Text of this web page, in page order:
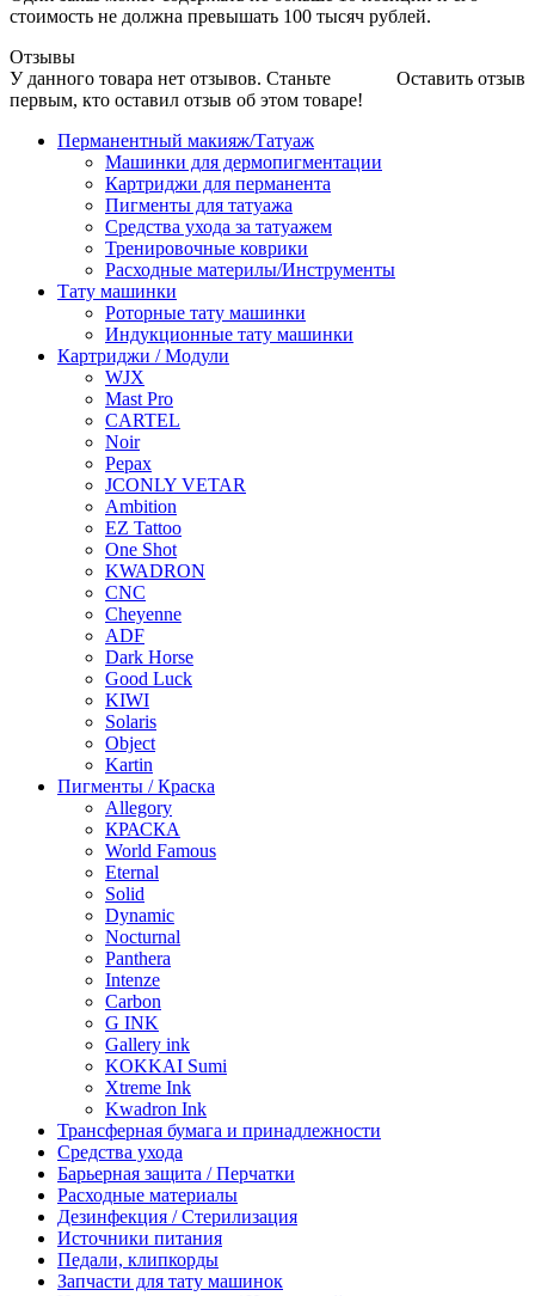
стоимость не должна превышать 100 тысяч рублей.
Отзывы
Оставить отзыв
У данного товара нет отзывов. Станьте
первым, кто оставил отзыв об этом товаре!
Перманентный макияж/Татуаж
Машинки для дермопигментации
Картриджи для перманента
Пигменты для татуажа
Средства ухода за татуажем
Тренировочные коврики
Расходные материлы/Инструменты
Тату машинки
Роторные тату машинки
Индукционные тату машинки
Картриджи / Модули
WJX
Mast Pro
CARTEL
Noir
Pepax
JCONLY VETAR
Ambition
EZ Tattoo
One Shot
KWADRON
CNC
Cheyenne
ADF
Dark Horse
Good Luck
KIWI
Solaris
Object
Kartin
Пигменты / Краска
Allegory
КРАСКА
World Famous
Eternal
Solid
Dynamic
Nocturnal
Panthera
Intenze
Carbon
G INK
Gallery ink
KOKKAI Sumi
Xtreme Ink
Kwadron Ink
Трансферная бумага и принадлежности
Средства ухода
Барьерная защита / Перчатки
Расходные материалы
Дезинфекция / Стерилизация
Источники питания
Педали, клипкорды
Запчасти для тату машинок